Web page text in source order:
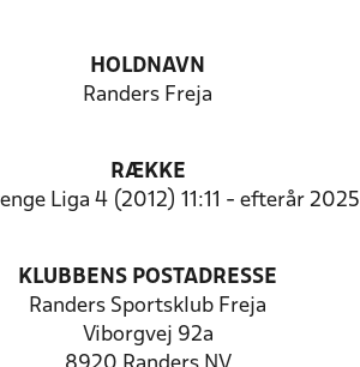
HOLDNAVN
Randers Freja
RÆKKE
Liga 4 (2012) 11:11 - efterår 2025
KLUBBENS POSTADRESSE
Randers Sportsklub Freja
Viborgvej 92a